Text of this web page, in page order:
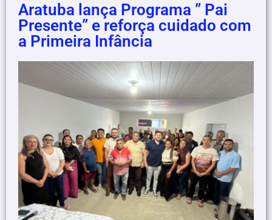
Aratuba lança Programa ” Pai
Presente” e reforça cuidado com
a Primeira Infância